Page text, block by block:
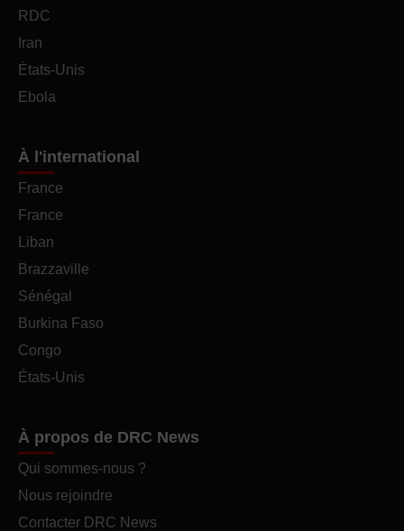
RDC
Iran
États-Unis
Ebola
À l'international
France
France
Liban
Brazzaville
Sénégal
Burkina Faso
Congo
États-Unis
À propos de DRC News
Qui sommes-nous ?
Nous rejoindre
Contacter DRC News